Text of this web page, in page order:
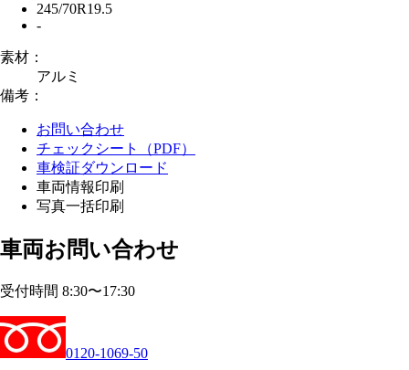
245/70R19.5
-
素材：
アルミ
備考：
お問い合わせ
チェックシート（PDF）
車検証ダウンロード
車両情報印刷
写真一括印刷
車両お問い合わせ
受付時間 8:30〜17:30
0120-1069-50